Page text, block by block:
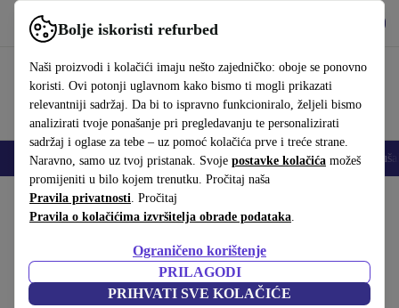
Bolje iskoristi refurbed
Naši proizvodi i kolačići imaju nešto zajedničko: oboje se ponovno
koristi. Ovi potonji uglavnom kako bismo ti mogli prikazati
relevantniji sadržaj. Da bi to ispravno funkcioniralo, željeli bismo
analizirati tvoje ponašanje pri pregledavanju te personalizirati
sadržaj i oglase za tebe – uz pomoć kolačića prve i treće strane.
Naravno, samo uz tvoj pristanak. Svoje postavke kolačića možeš
promijeniti u bilo kojem trenutku. Pročitaj naša
Pravila privatnosti. Pročitaj
Pravila o kolačićima izvršitelja obrade podataka.
Ograničeno korištenje
PRILAGODI
PRIHVATI SVE KOLAČIĆE
Koristi refurbed brzo i jednostavno
Mobiteli Prijenosna računala Tableti Pametni satovi Dodaci
Početna stranica Proizvodi Kućanstvo
Rely HW 8 stolica potpuno tapeciran bež
Smeđa
(Prikupljanje recenzija)